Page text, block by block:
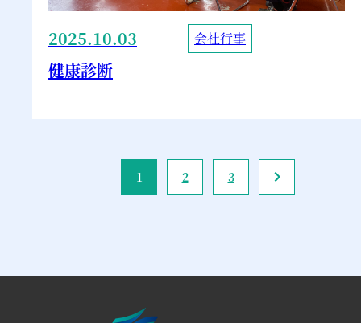
2025.10.03 会社行事
健康診断
1 2 3